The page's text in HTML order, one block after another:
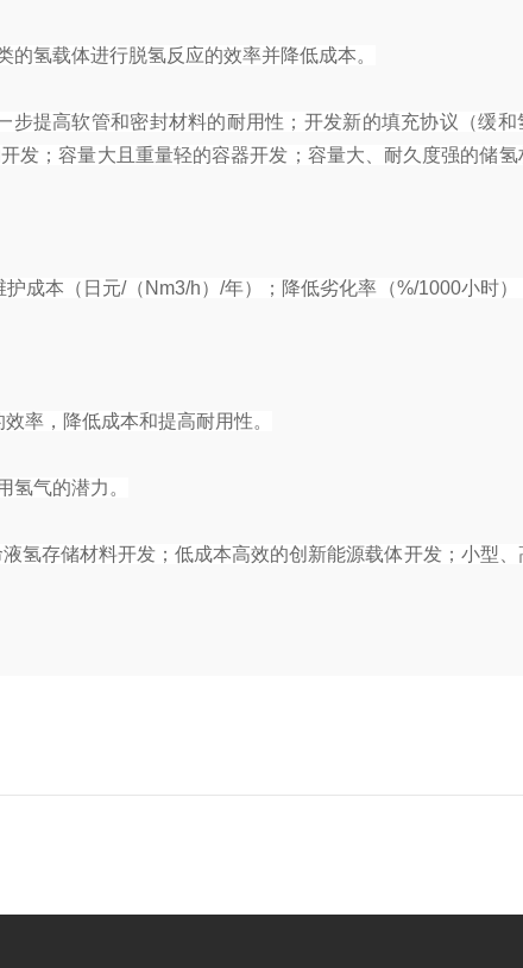
氢载体进行脱氢反应的效率并降低成本。
提高软管和密封材料的耐用性；开发新的填充协议（缓和
发；容量大且重量轻的容器开发；容量大、耐久度强的储
成本（日元/（Nm3/h）/年）；降低劣化率（%/1000小时
率，降低成本和提高耐用性。
气的潜力。
氢存储材料开发；低成本高效的创新能源载体开发；小型